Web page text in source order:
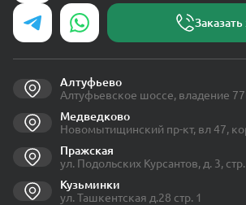
Алтуфьево
Алтуфьевское шоссе, владение
Медведково
Новомытищинский пр-кт, вл 47,
Пражская
ул. Подольских Курсантов, д. 3,
Кузьминки
ул. Ташкентская д.28 стр. 1